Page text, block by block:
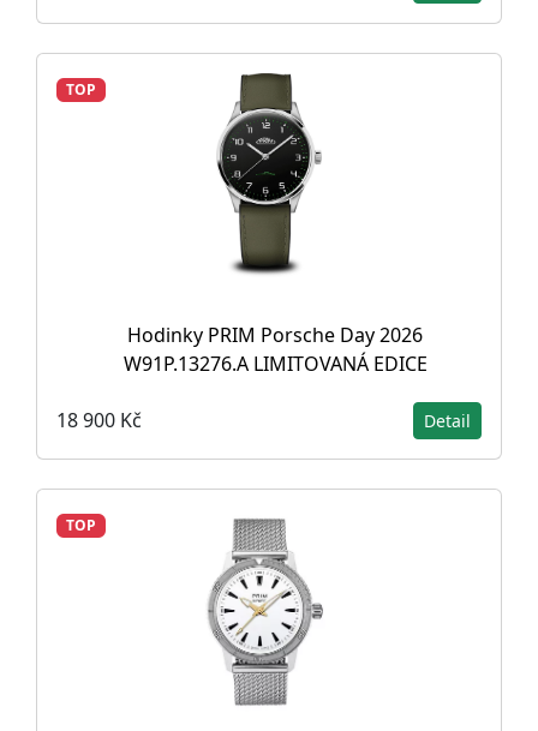
TOP
Hodinky PRIM Porsche Day 2026
W91P.13276.A LIMITOVANÁ EDICE
18 900 Kč Detail
TOP